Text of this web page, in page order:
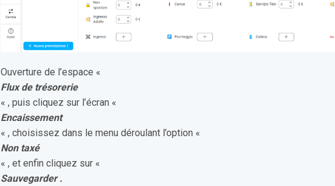
Ouverture de l’espace «
Flux de trésorerie
« , puis cliquez sur l’écran «
Encaissement
« , choisissez dans le menu déroulant l’option «
Non taxé
« , et enfin cliquez sur «
Sauvegarder .